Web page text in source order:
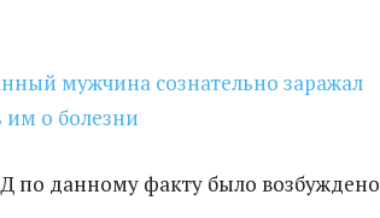
мужчина сознательно заражал
им о болезни
по данному факту было возбуждено